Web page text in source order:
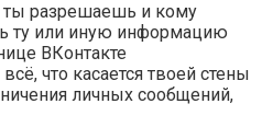
разрешаешь и кому
ту или иную информацию
ВКонтакте
что касается твоей стены
личных сообщений,